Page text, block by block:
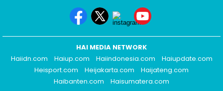
HAI MEDIA NETWORK
Haiidn.com
Haiup.com Haiindonesia.com
Haiupdate.com
Heisport.com
Heijakarta.com
Haijateng.com
Haibanten.com
Haisumatera.com